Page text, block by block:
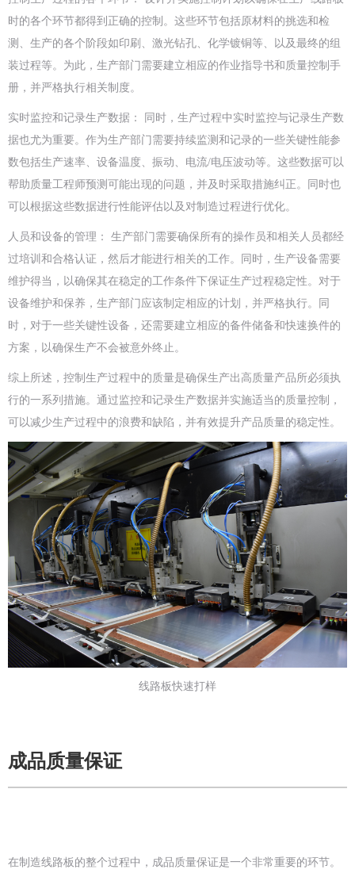
时的各个环节都得到正确的控制。这些环节包括原材料的挑选和检
测、生产的各个阶段如印刷、激光钻孔、化学镀铜等、以及最终的组
装过程等。为此，生产部门需要建立相应的作业指导书和质量控制手
册，并严格执行相关制度。
实时监控和记录生产数据： 同时，生产过程中实时监控与记录生产数
据也尤为重要。作为生产部门需要持续监测和记录的一些关键性能参
数包括生产速率、设备温度、振动、电流/电压波动等。这些数据可以
帮助质量工程师预测可能出现的问题，并及时采取措施纠正。同时也
可以根据这些数据进行性能评估以及对制造过程进行优化。
人员和设备的管理： 生产部门需要确保所有的操作员和相关人员都经
过培训和合格认证，然后才能进行相关的工作。同时，生产设备需要
维护得当，以确保其在稳定的工作条件下保证生产过程稳定性。对于
设备维护和保养，生产部门应该制定相应的计划，并严格执行。同
时，对于一些关键性设备，还需要建立相应的备件储备和快速换件的
方案，以确保生产不会被意外终止。
综上所述，控制生产过程中的质量是确保生产出高质量产品所必须执
行的一系列措施。通过监控和记录生产数据并实施适当的质量控制，
可以减少生产过程中的浪费和缺陷，并有效提升产品质量的稳定性。
线路板快速打样
成品质量保证
在制造线路板的整个过程中，成品质量保证是一个非常重要的环节。